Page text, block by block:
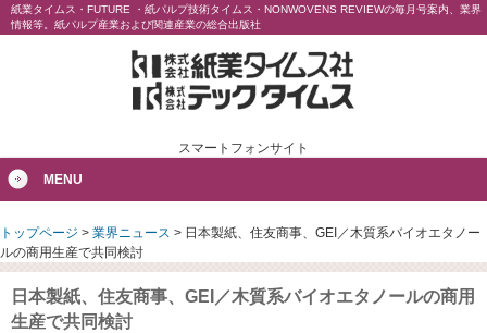
紙業タイムス・FUTURE ・紙パルプ技術タイムス・NONWOVENS REVIEWの毎月号案内、業界
情報等。紙パルプ産業および関連産業の総合出版社
スマートフォンサイト
MENU
トップページ > 業界ニュース > 日本製紙、住友商事、GEI／木質系バイオエタノー
ルの商用生産で共同検討
日本製紙、住友商事、GEI／木質系バイオエタノールの商用
生産で共同検討